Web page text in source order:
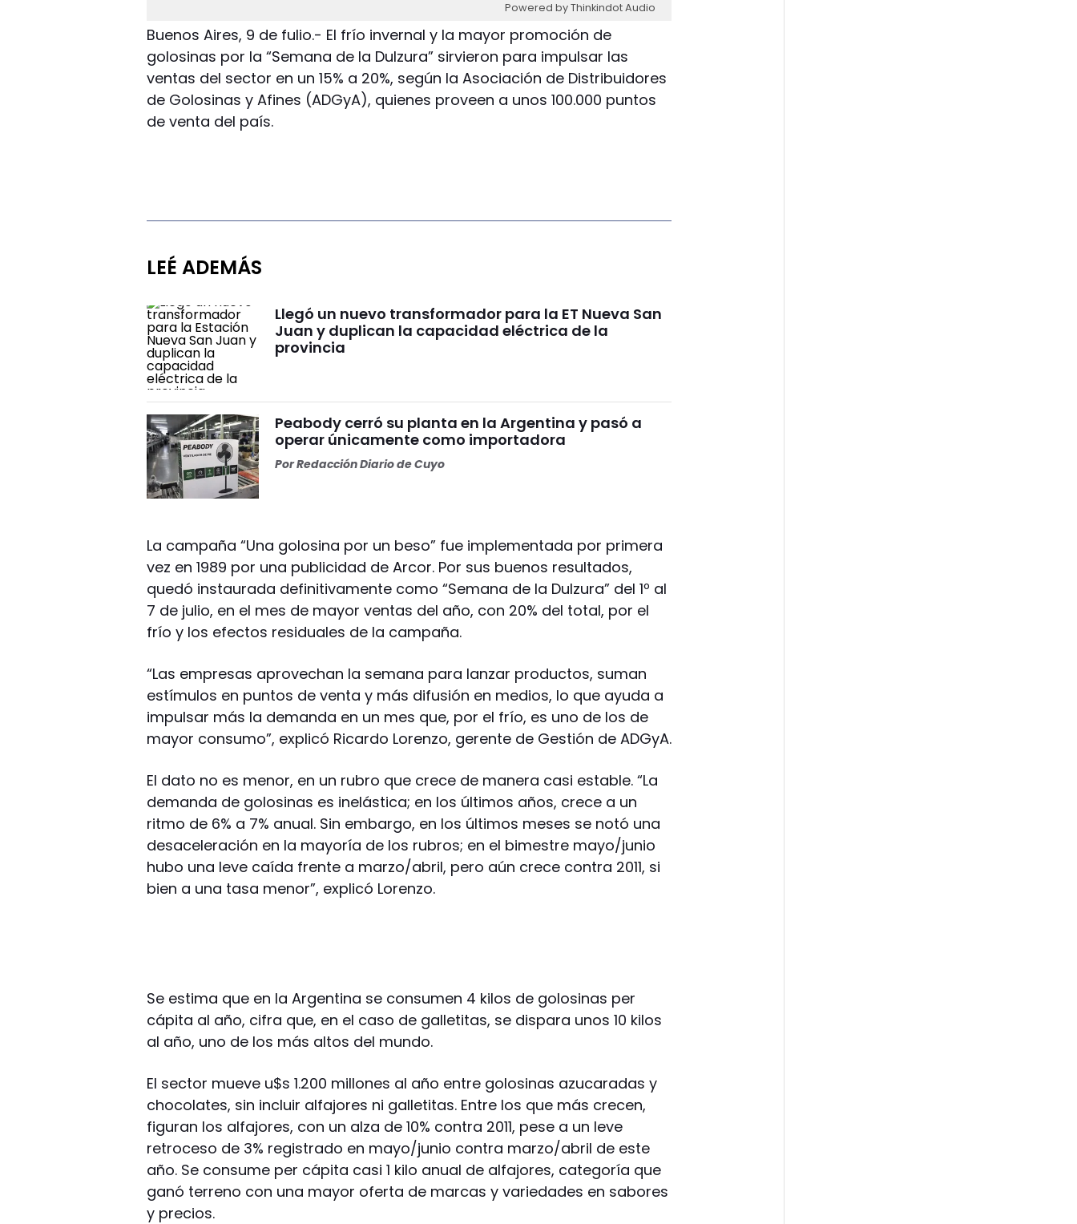
Powered by Thinkindot Audio
Buenos Aires, 9 de fulio.- El frío invernal y la mayor promoción de
golosinas por la “Semana de la Dulzura” sirvieron para impulsar las
ventas del sector en un 15% a 20%, según la Asociación de Distribuidores
de Golosinas y Afines (ADGyA), quienes proveen a unos 100.000 puntos
de venta del país.
LEÉ ADEMÁS
Llegó un nuevo transformador para la ET Nueva San
Juan y duplican la capacidad eléctrica de la
provincia
Peabody cerró su planta en la Argentina y pasó a
operar únicamente como importadora
PorRedacción Diario de Cuyo
La campaña “Una golosina por un beso” fue implementada por primera
vez en 1989 por una publicidad de Arcor. Por sus buenos resultados,
quedó instaurada definitivamente como “Semana de la Dulzura” del 1º al
7 de julio, en el mes de mayor ventas del año, con 20% del total, por el
frío y los efectos residuales de la campaña.
“Las empresas aprovechan la semana para lanzar productos, suman
estímulos en puntos de venta y más difusión en medios, lo que ayuda a
impulsar más la demanda en un mes que, por el frío, es uno de los de
mayor consumo”, explicó Ricardo Lorenzo, gerente de Gestión de ADGyA.
El dato no es menor, en un rubro que crece de manera casi estable. “La
demanda de golosinas es inelástica; en los últimos años, crece a un
ritmo de 6% a 7% anual. Sin embargo, en los últimos meses se notó una
desaceleración en la mayoría de los rubros; en el bimestre mayo/junio
hubo una leve caída frente a marzo/abril, pero aún crece contra 2011, si
bien a una tasa menor”, explicó Lorenzo.
Se estima que en la Argentina se consumen 4 kilos de golosinas per
cápita al año, cifra que, en el caso de galletitas, se dispara unos 10 kilos
al año, uno de los más altos del mundo.
El sector mueve u$s 1.200 millones al año entre golosinas azucaradas y
chocolates, sin incluir alfajores ni galletitas. Entre los que más crecen,
figuran los alfajores, con un alza de 10% contra 2011, pese a un leve
retroceso de 3% registrado en mayo/junio contra marzo/abril de este
año. Se consume per cápita casi 1 kilo anual de alfajores, categoría que
ganó terreno con una mayor oferta de marcas y variedades en sabores
y precios.